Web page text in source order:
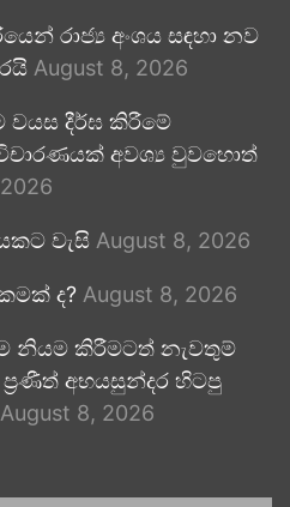
රාජ්‍ය අංශය සඳහා නව
August 8, 2026
වයස දීර්ඝ කිරීමේ
අවශ්‍ය වුවහොත්
වැසි August 8, 2026
ද? August 8, 2026
නියම කිරීමටත් නැවතුම්
අභයසුන්දර හිටපු
August 8, 2026